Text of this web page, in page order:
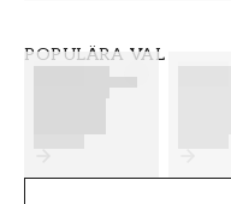
FT38-000-W0000
POPULÄRA VAL